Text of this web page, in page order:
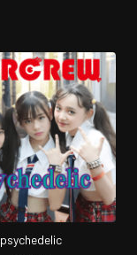
psychedelic